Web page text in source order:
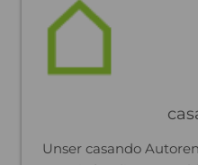
Unser casando